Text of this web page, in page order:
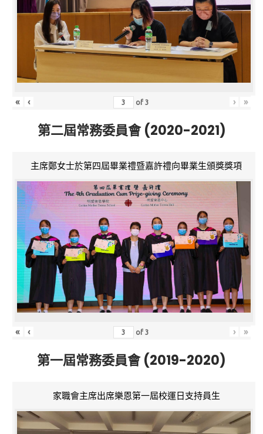
« ‹ of3 › »
第二屆常務委員會 (2020-2021)
主席鄭女士於第四屆畢業禮暨嘉許禮向畢業生頒獎獎項
« ‹ of3 › »
第一屆常務委員會 (2019-2020)
家職會主席出席樂恩第一屆校運日支持員生